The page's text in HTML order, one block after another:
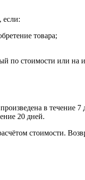
если:
товара;
по стоимости или на
в течение 7
20 дней.
стоимости.